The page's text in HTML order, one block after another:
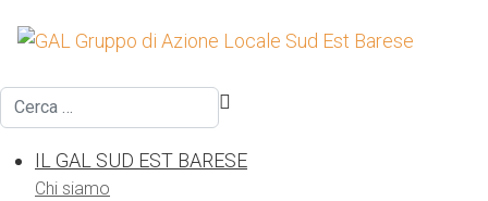
Cerca
IL GAL SUD EST BARESE
Chi siamo